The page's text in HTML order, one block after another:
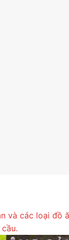
và các loại đồ